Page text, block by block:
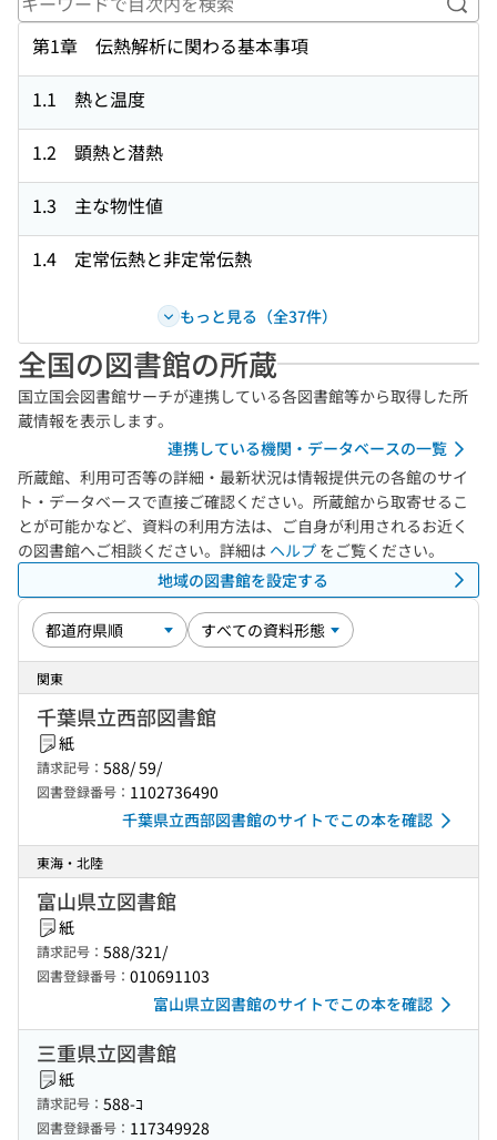
キ
第1章 伝熱解析に関わる基本事項
1.1 熱と温度
1.2 顕熱と潜熱
1.3 主な物性値
1.4 定常伝熱と非定常伝熱
もっと見る（全37件）
全国の図書館の所蔵
国立国会図書館サーチが連携している各図書館等から取得した所
蔵情報を表示します。
連携している機関・データベースの一覧
所蔵館、利用可否等の詳細・最新状況は情報提供元の各館のサイ
ト・データベースで直接ご確認ください。所蔵館から取寄せるこ
とが可能かなど、資料の利用方法は、ご自身が利用されるお近く
の図書館へご相談ください。詳細は ヘルプ をご覧ください。
地域の図書館を設定する
関東
千葉県立西部図書館
紙
請求記号： 588/ 59/
図書登録番号： 1102736490
千葉県立西部図書館のサイトでこの本を確認
東海・北陸
富山県立図書館
紙
請求記号： 588/321/
図書登録番号： 010691103
富山県立図書館のサイトでこの本を確認
三重県立図書館
紙
請求記号： 588-ｺ
図書登録番号： 117349928